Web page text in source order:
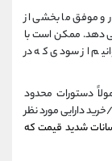
و موفق ما بخشی از
دهد. ممکن است با
از سودی که در
دستورات محدود
دارایی مورد نظر
شدید قیمت که